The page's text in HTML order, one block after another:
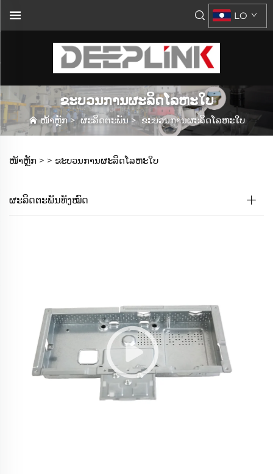
LO
ຂະບວນການຜະລິດໂລຫະໃບ
ໜ້າຫຼັກ>ຜະລິດຕະພັນ > ຂະບວນການຜະລິດໂລຫະໃບ
ໜ້າຫຼັກ > > ຂະບວນການຜະລິດໂລຫະໃບ
ຜະລິດຕະພັນທັງໝົດ